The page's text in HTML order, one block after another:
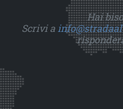
Hai
Scrivi a